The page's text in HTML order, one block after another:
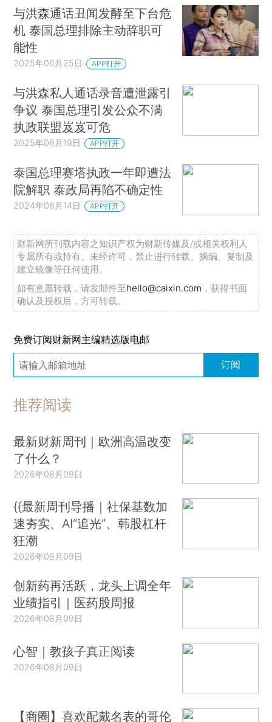
与洪森通话丑闻发酵至下台危
机 泰国总理排除主动辞职可
能性
2025年06月25日 APP打开
与洪森私人通话录音遭泄露引
争议 泰国总理引发公众不满
执政联盟岌岌可危
2025年06月19日 APP打开
泰国总理赛塔执政一年即遭法
院解职 泰政局再陷不确定性
2024年08月14日 APP打开
财新网所刊载内容之知识产权为财新传媒及/或相关权利人
专属所有或持有。未经许可，禁止进行转载、摘编、复制及
建立镜像等任何使用。
如有意愿转载，请发邮件至hello@caixin.com ，获得书面
确认及授权后，方可转载。
免费订阅财新网主编精选版电邮
订阅
推荐阅读
最新财新周刊｜欧洲高温改变
了什么？
2026年08月09日
{{最新周刊导播｜社保基数加
速夯实、AI“追光”、韩股杠杆
狂潮
2026年08月09日
创新药再活跃，龙头上调全年
业绩指引｜医药股周报
2026年08月09日
心智｜教孩子真正阅读
2026年08月09日
【商圈】喜欢配戴名表的哥伦